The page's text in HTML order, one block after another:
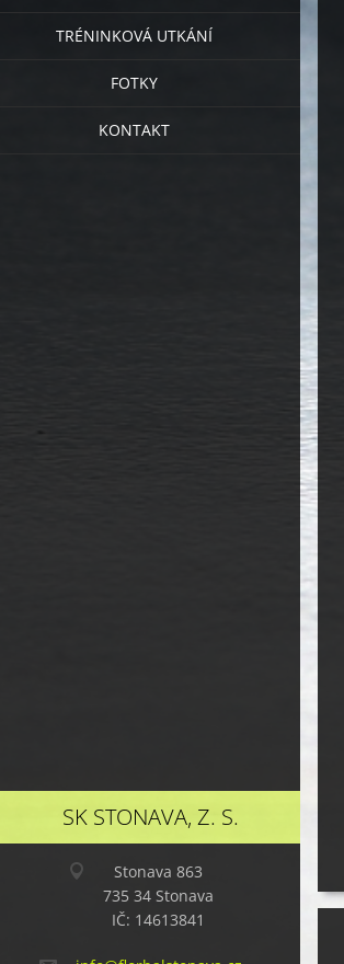
TRÉNINKOVÁ UTKÁNÍ
FOTKY
KONTAKT
SK STONAVA, Z. S.
Stonava 863
735 34 Stonava
IČ: 14613841